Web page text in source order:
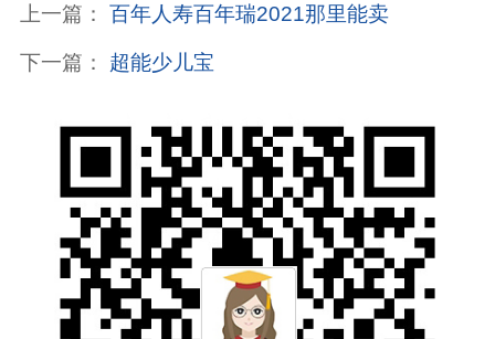
上一篇： 百年人寿百年瑞2021那里能卖
下一篇： 超能少儿宝